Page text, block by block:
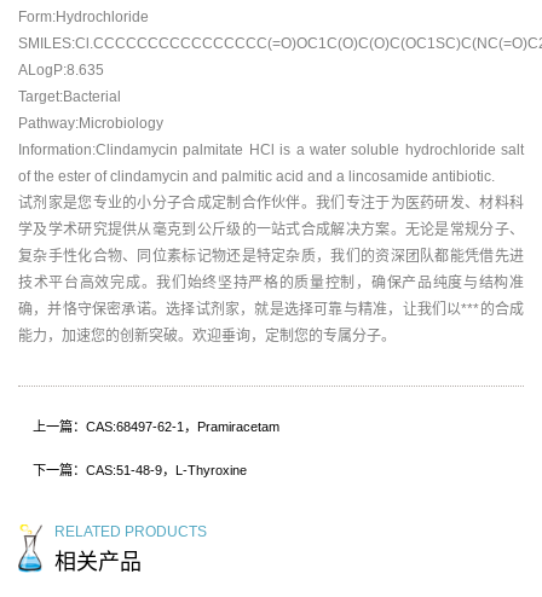
Form:Hydrochloride
ALogP:8.635
Target:Bacterial
Pathway:Microbiology
Information:Clindamycin palmitate HCl is a water soluble hydrochloride salt
of the ester of clindamycin and palmitic acid and a lincosamide antibiotic.
试剂家是您专业的小分子合成定制合作伙伴。我们专注于为医药研发、材料科
学及学术研究提供从毫克到公斤级的一站式合成解决方案。无论是常规分子、
复杂手性化合物、同位素标记物还是特定杂质，我们的资深团队都能凭借先进
技术平台高效完成。我们始终坚持严格的质量控制，确保产品纯度与结构准
确，并恪守保密承诺。选择试剂家，就是选择可靠与精准，让我们以***的合成
能力，加速您的创新突破。欢迎垂询，定制您的专属分子。
上一篇：CAS:68497-62-1，Pramiracetam
下一篇：CAS:51-48-9，L-Thyroxine
RELATED PRODUCTS
相关产品